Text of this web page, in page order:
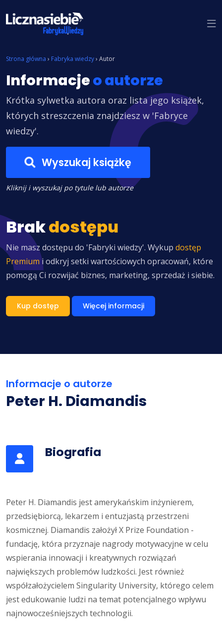
Strona główna › Fabryka wiedzy› Autor
Informacjeo autorze
Krótka sylwetka autora oraz lista jego książek,
których streszczenia znajdziesz w 'Fabryce
wiedzy'.
Wyszukaj książkę
Kliknij i wyszukaj po tytule lub autorze
Brakdostępu
Nie masz dostępu do 'Fabryki wiedzy'. Wykup dostęp
Premium i odkryj setki wartościowych opracowań, które
pomogą Ci rozwijać biznes, marketing, sprzedaż i siebie.
Kup dostęp Więcej informacji
Informacje o autorze
Peter H. Diamandis
Biografia
Peter H. Diamandis jest amerykańskim inżynierem,
przedsiębiorcą, lekarzem i entuzjastą przestrzeni
kosmicznej. Diamandis założył X Prize Foundation -
fundację, która przyznaje nagrody motywacyjne w celu
wspierania innowacji i kreatywnych rozwiązań
największych problemów ludzkości. Jest również
współzałożycielem Singularity University, którego celem
jest edukowanie ludzi na temat potencjalnego wpływu
najnowocześniejszych technologii.
Znajdź książkę